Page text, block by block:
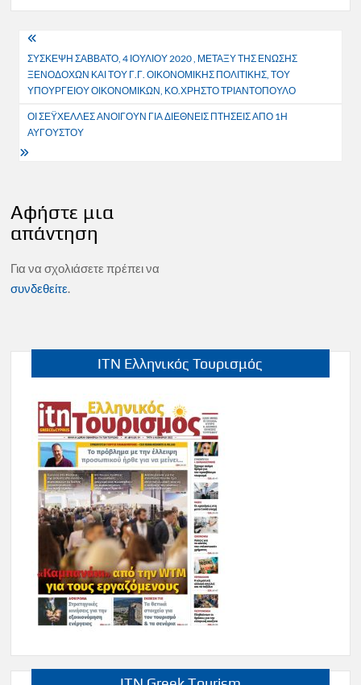
Πλοήγηση
άρθρων
ΣΥΣΚΕΨΗ ΣΑΒΒΑΤΟ, 4 ΙΟΥΛΙΟΥ 2020 , ΜΕΤΑΞΥ ΤΗΣ ΕΝΩΣΗΣ
ΞΕΝΟΔΟΧΩΝ ΚΑΙ ΤΟΥ Γ.Γ. ΟΙΚΟΝΟΜΙΚΗΣ ΠΟΛΙΤΙΚΗΣ, ΤΟΥ
ΥΠΟΥΡΓΕΙΟΥ ΟΙΚΟΝΟΜΙΚΩΝ, ΚΟ.ΧΡΗΣΤΟ ΤΡΙΑΝΤΟΠΟΥΛΟ
ΟΙ ΣΕΫΧΕΛΛΕΣ ΑΝΟΙΓΟΥΝ ΓΙΑ ΔΙΕΘΝΕΙΣ ΠΤΗΣΕΙΣ ΑΠΟ 1Η
ΑΥΓΟΥΣΤΟΥ
Αφήστε μια
απάντηση
Για να σχολιάσετε πρέπει να
συνδεθείτε.
ITN Ελληνικός Τουρισμός